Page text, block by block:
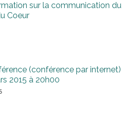
sur la communication du
Coeur
(conférence par internet)
2015 à 20h00